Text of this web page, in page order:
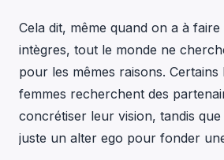
Cela dit, même quand on a à
intègres, tout le monde ne
pour les mêmes raisons. Certains
femmes recherchent des
concrétiser leur vision, tandis que
juste un alter ego pour fonder